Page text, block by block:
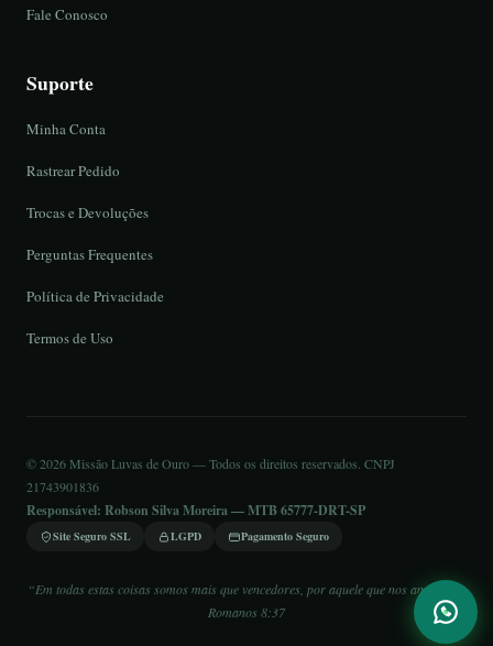
Fale Conosco
Suporte
Minha Conta
Rastrear Pedido
Trocas e Devoluções
Perguntas Frequentes
Política de Privacidade
Termos de Uso
© 2026 Missão Luvas de Ouro — Todos os direitos reservados. CNPJ
21743901836
Responsável: Robson Silva Moreira — MTB 65777-DRT-SP
Site Seguro SSL LGPD Pagamento Seguro
“Em todas estas coisas somos mais que vencedores, por aquele que nos amou.” —
Romanos 8:37